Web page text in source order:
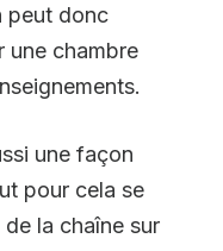
peut donc
une chambre
une façon
pour cela se
la chaîne sur